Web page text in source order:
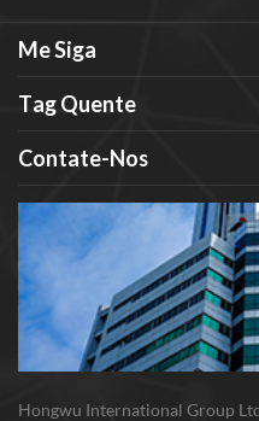
Me Siga
Tag Quente
Contate-Nos
Hongwu International Group